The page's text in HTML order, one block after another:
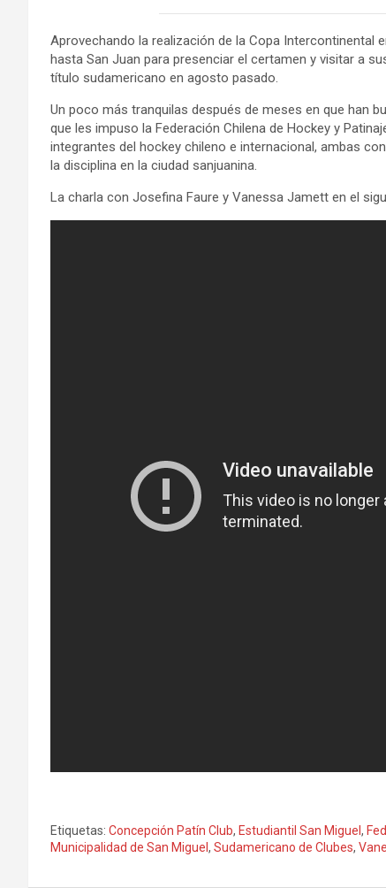
Aprovechando la realización de la Copa Intercontinental
hasta San Juan para presenciar el certamen y visitar a
título sudamericano en agosto pasado.
Un poco más tranquilas después de meses en que han
que les impuso la Federación Chilena de Hockey y
integrantes del hockey chileno e internacional, ambas
la disciplina en la ciudad sanjuanina.
La charla con Josefina Faure y Vanessa Jamett en el
Etiquetas: Concepción Patín Club, Estudiantil San Miguel ,
Municipalidad de San Miguel , Sudamericano de Clubes,